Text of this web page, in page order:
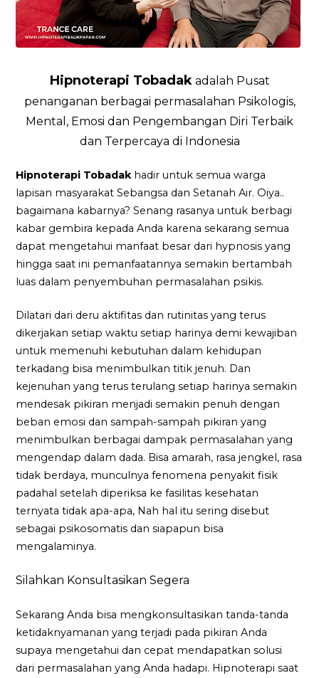
Hipnoterapi Tobadak adalah Pusat
penanganan berbagai permasalahan Psikologis,
Mental, Emosi dan Pengembangan Diri Terbaik
dan Terpercaya di Indonesia
Hipnoterapi Tobadakhadir untuk semua warga
lapisan masyarakat Sebangsa dan Setanah Air. Oiya..
bagaimana kabarnya? Senang rasanya untuk berbagi
kabar gembira kepada Anda karena sekarang semua
dapat mengetahui manfaat besar dari hypnosis yang
hingga saat ini pemanfaatannya semakin bertambah
luas dalam penyembuhan permasalahan psikis.
Dilatari dari deru aktifitas dan rutinitas yang terus
dikerjakan setiap waktu setiap harinya demi kewajiban
untuk memenuhi kebutuhan dalam kehidupan
terkadang bisa menimbulkan titik jenuh. Dan
kejenuhan yang terus terulang setiap harinya semakin
mendesak pikiran menjadi semakin penuh dengan
beban emosi dan sampah-sampah pikiran yang
menimbulkan berbagai dampak permasalahan yang
mengendap dalam dada. Bisa amarah, rasa jengkel, rasa
tidak berdaya, munculnya fenomena penyakit fisik
padahal setelah diperiksa ke fasilitas kesehatan
ternyata tidak apa-apa, Nah hal itu sering disebut
sebagai psikosomatis dan siapapun bisa
mengalaminya.
Silahkan Konsultasikan Segera
Sekarang Anda bisa mengkonsultasikan tanda-tanda
ketidaknyamanan yang terjadi pada pikiran Anda
supaya mengetahui dan cepat mendapatkan solusi
dari permasalahan yang Anda hadapi. Hipnoterapi saat